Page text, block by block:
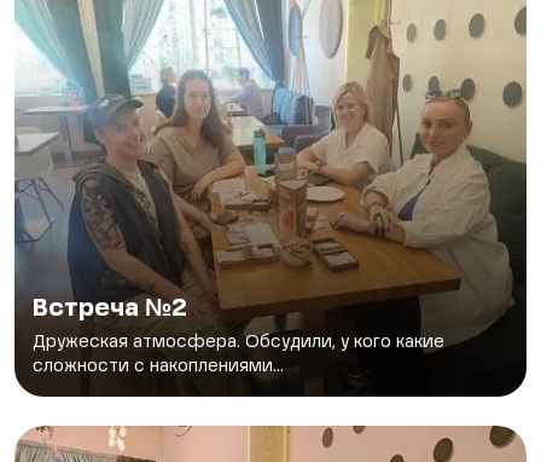
Встреча №2
Дружеская атмосфера. Обсудили, у кого какие
сложности с накоплениями...